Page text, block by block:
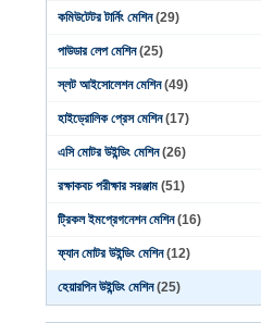
কমিউটেটর টার্নিং মেশিন (29)
পাউডার লেপ মেশিন (25)
স্লট আইসোলেশন মেশিন (49)
হাইড্রোলিক প্রেস মেশিন (17)
এসি মোটর উইন্ডিং মেশিন (26)
রক্ষাকবচ পরীক্ষার সরঞ্জাম (51)
ট্রিকল ইমপ্রেগনেশন মেশিন (16)
ফ্যান মোটর উইন্ডিং মেশিন (12)
হেয়ারপিন উইন্ডিং মেশিন (25)